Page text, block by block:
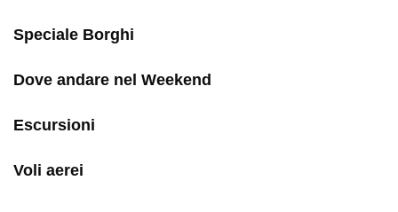
Speciale Borghi
Dove andare nel Weekend
Escursioni
Voli aerei